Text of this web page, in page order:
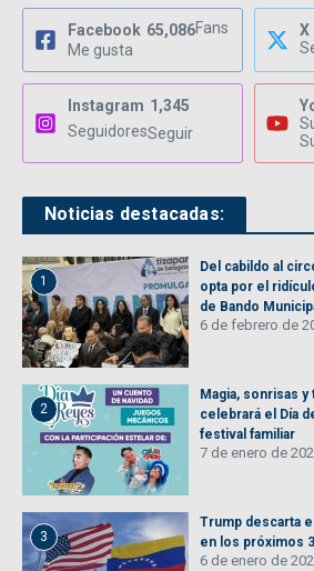
Facebook 65,086Fans
Me gusta
X
Instagram 1,345
SeguidoresSeguir
Noticias destacadas:
1
Del cabildo al
opta por el
de Bando
6 de febrero de
2
Magia, sonrisas
celebrará el Día
festival familiar
7 de enero de
3
Trump descarta
en los próximos
6 de enero de